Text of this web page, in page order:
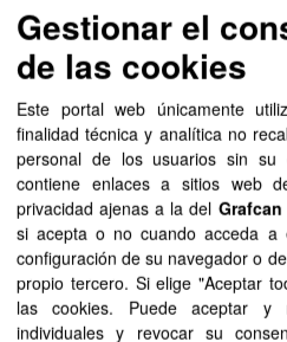
Aprobación Definitiva...
Aprobación Definitiva...
Aprobación Definitiva...
Aprobación Definitiva...
Aprobación Definitiva...
Aprobación Definitiva...
Aprobación Definitiva...
Gestionar el
de las cookies
Este portal web únicamente
finalidad técnica y analítica no
personal de los usuarios sin su
contiene enlaces a sitios web
privacidad ajenas a la del Grafcan
si acepta o no cuando acceda a
configuración de su navegador o
propio tercero. Si elige "Aceptar
las cookies. Puede aceptar y
individuales y revocar su